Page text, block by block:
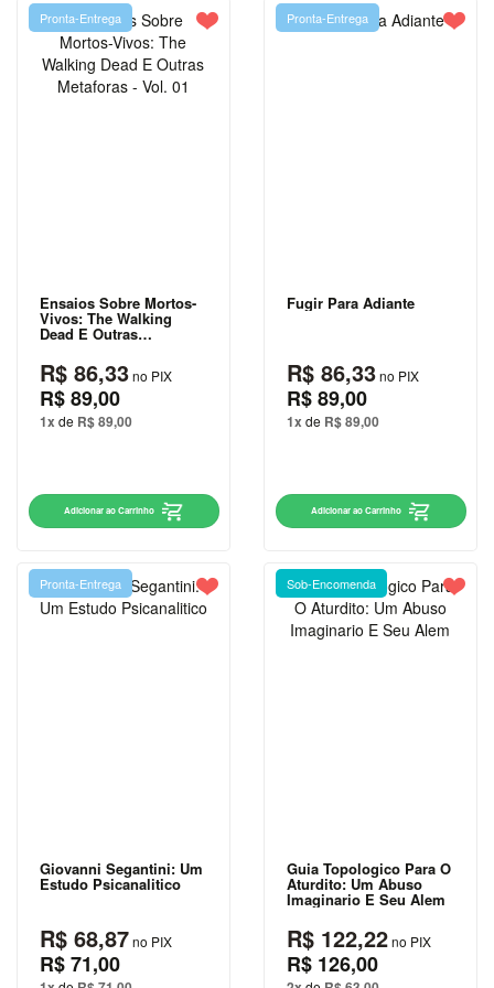
JANE
AUSTEN
JORGE
VERNE
LEWIS
MACHADO
DE ASSIS
SHELLEY
MIGUEL DE
MONTEIRO
LOBATO
RIORDAN
KIYOSAKI
Ensaios Sobre Mortos-
Vivos: The Walking
Dead E Outras
Pronta-Entrega
R$ 86,33no PIX
R$ 89,00
1x de R$ 89,00
Adicionar ao Carrinho
Fugir Para Adiante
Pronta-Entrega
R$ 86,33no PIX
R$ 89,00
1x de R$ 89,00
Adicionar ao Carrinho
Giovanni Segantini: Um
Estudo Psicanalitico
Pronta-Entrega
R$ 68,87no PIX
R$ 71,00
Guia Topologico Para O
Aturdito: Um Abuso
Imaginario E Seu Alem
Sob-Encomenda
R$ 122,22no PIX
R$ 126,00